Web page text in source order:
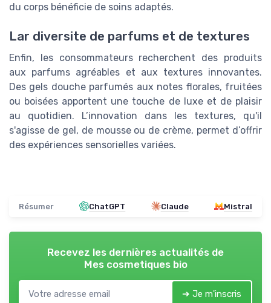
du corps bénéficie de soins adaptés.
Lar diversite de parfums et de textures
Enfin, les consommateurs recherchent des produits
aux parfums agréables et aux textures innovantes.
Des gels douche parfumés aux notes florales, fruitées
ou boisées apportent une touche de luxe et de plaisir
au quotidien. L’innovation dans les textures, qu'il
s'agisse de gel, de mousse ou de crème, permet d’offrir
des expériences sensorielles variées.
Résumer ChatGPT Claude Mistral
Recevez les dernières actualités de
Mes cosmetiques bio
➔ Je m'inscris